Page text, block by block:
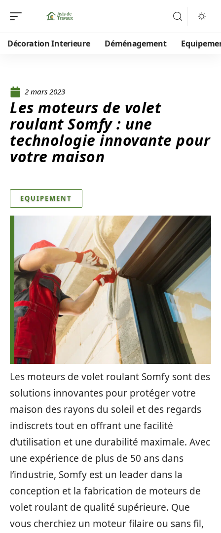
Décoration Interieure Déménagement
2 mars 2023
Les moteurs de volet
roulant Somfy : une
technologie innovante pour
votre maison
EQUIPEMENT
Les moteurs de volet roulant Somfy sont des
solutions innovantes pour protéger votre
maison des rayons du soleil et des regards
indiscrets tout en offrant une facilité
d’utilisation et une durabilité maximale. Avec
une expérience de plus de 50 ans dans
l’industrie, Somfy est un leader dans la
conception et la fabrication de moteurs de
volet roulant de qualité supérieure. Que
vous cherchiez un moteur filaire ou sans fil,